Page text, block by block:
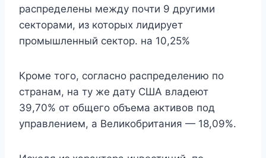
распределены между почти 9 другими
секторами, из которых лидирует
промышленный сектор. на 10,25%
Кроме того, согласно распределению по
странам, на ту же дату США владеют
39,70% от общего объема активов под
управлением, а Великобритания — 18,09%.